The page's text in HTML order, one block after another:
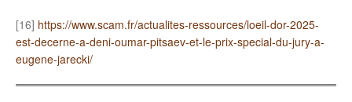
[16] https://www.scam.fr/actualites-ressources/loeil-dor-2025-
est-decerne-a-deni-oumar-pitsaev-et-le-prix-special-du-jury-a-
eugene-jarecki/